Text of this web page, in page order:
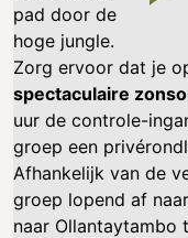
pad door de
hoge jungle.
Zorg ervoor dat je
spectaculaire
uur de controle-
groep een
Afhankelijk van de
groep lopend af
naar Ollantaytambo